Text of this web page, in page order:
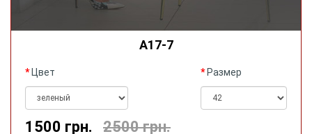
А17-7
Цвет Размер
1500 грн. 2500 грн.